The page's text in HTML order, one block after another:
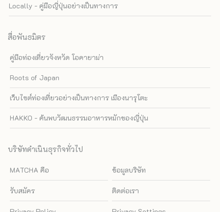
Locally - คู่มือญี่ปุ่นอย่างเป็นทางการ
สื่อพันธมิตร
คู่มือท่องเที่ยวจังหวัด โอคายาม่า
Roots of Japan
เว็บไซต์ท่องเที่ยวอย่างเป็นทางการ เมืองนารุโตะ
HAKKO - ค้นพบวัฒนธรรมอาหารหมักของญี่ปุ่น
บริษัทดำเนินธุรกิจทั่วไป
MATCHA คือ ข้อมูลบริษัท
รับสมัคร ติดต่อเรา